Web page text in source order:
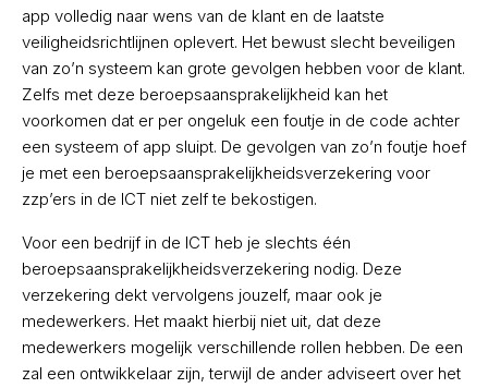
app volledig naar wens van de klant en de laatste
veiligheidsrichtlijnen oplevert. Het bewust slecht beveiligen
van zo’n systeem kan grote gevolgen hebben voor de klant.
Zelfs met deze beroepsaansprakelijkheid kan het
voorkomen dat er per ongeluk een foutje in de code achter
een systeem of app sluipt. De gevolgen van zo’n foutje hoef
je met een beroepsaansprakelijkheidsverzekering voor
zzp’ers in de ICT niet zelf te bekostigen.
Voor een bedrijf in de ICT heb je slechts één
beroepsaansprakelijkheidsverzekering nodig. Deze
verzekering dekt vervolgens jouzelf, maar ook je
medewerkers. Het maakt hierbij niet uit, dat deze
medewerkers mogelijk verschillende rollen hebben. De een
zal een ontwikkelaar zijn, terwijl de ander adviseert over het